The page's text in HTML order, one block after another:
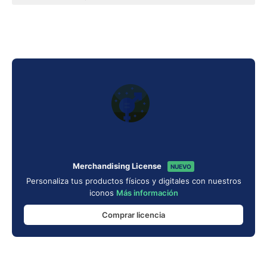
Merchandising License NUEVO
Personaliza tus productos físicos y digitales con nuestros
iconos Más información
Comprar licencia